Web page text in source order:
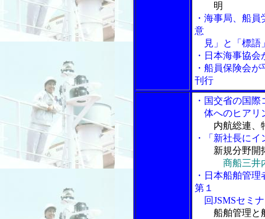
明
・海事局、船
意
見」と「標語
・日本海事協
・船員保険会
刊行
・国交省の国
体へのヒアリ
内航総連、
・「新社長に
新規分野開
商船三
・日本船舶管
第１
回JSMSセミ
船舶管理と